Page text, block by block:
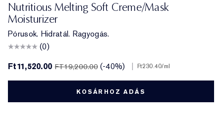
Nutritious Melting Soft Creme/Mask
Moisturizer
Pórusok. Hidratál. Ragyogás.
(0)
Ft11,520.00FT19,200.00 (-40%) Ft230.40/ml
KOSÁRHOZ ADÁS